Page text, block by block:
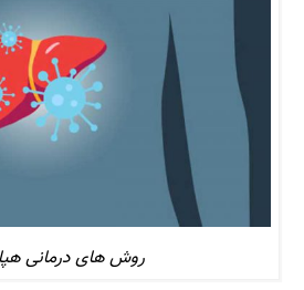
روش های درمانی